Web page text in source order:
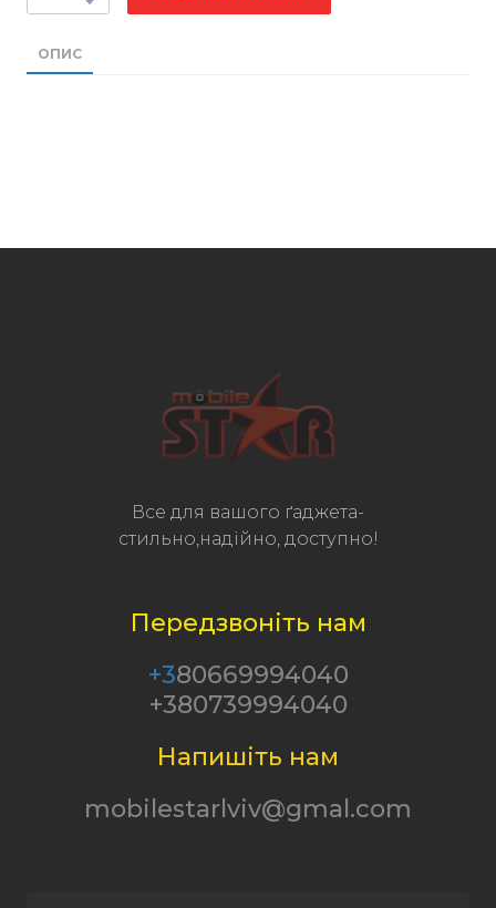
ОПИС
Все для вашого ґаджета-
стильно,надійно, доступно!
Передзвоніть нам
+380669994040
+380739994040
Напишіть нам
mobilestarlviv@gmal.com